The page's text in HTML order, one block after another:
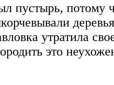
пустырь, потому
утратила
это